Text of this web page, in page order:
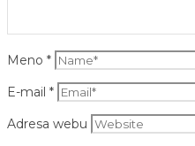
Meno *
E-mail *
Adresa webu